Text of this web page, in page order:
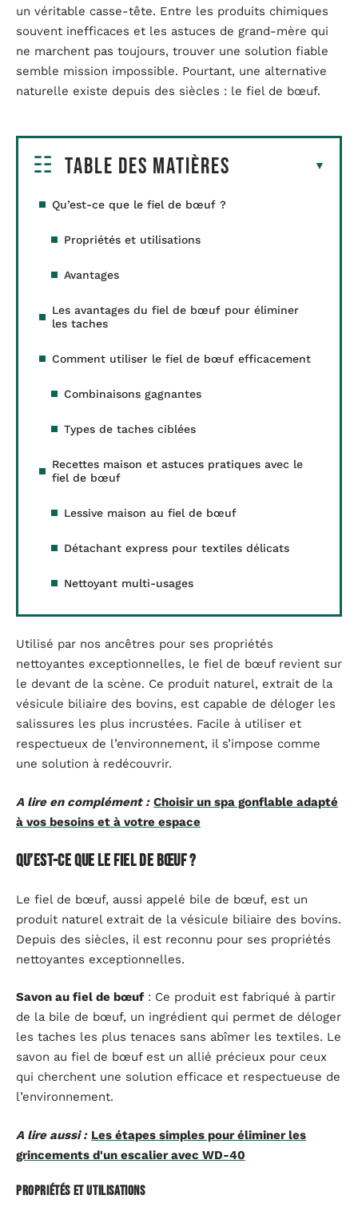
un véritable casse-tête. Entre les produits chimiques
souvent inefficaces et les astuces de grand-mère qui
ne marchent pas toujours, trouver une solution fiable
semble mission impossible. Pourtant, une alternative
naturelle existe depuis des siècles : le fiel de bœuf.
Table des matières
Qu’est-ce que le fiel de bœuf ?
Propriétés et utilisations
Avantages
Les avantages du fiel de bœuf pour éliminer
les taches
Comment utiliser le fiel de bœuf efficacement
Combinaisons gagnantes
Types de taches ciblées
Recettes maison et astuces pratiques avec le
fiel de bœuf
Lessive maison au fiel de bœuf
Détachant express pour textiles délicats
Nettoyant multi-usages
Utilisé par nos ancêtres pour ses propriétés
nettoyantes exceptionnelles, le fiel de bœuf revient sur
le devant de la scène. Ce produit naturel, extrait de la
vésicule biliaire des bovins, est capable de déloger les
salissures les plus incrustées. Facile à utiliser et
respectueux de l’environnement, il s’impose comme
une solution à redécouvrir.
A lire en complément : Choisir un spa gonflable adapté
à vos besoins et à votre espace
Qu’est-ce que le fiel de bœuf ?
Le fiel de bœuf, aussi appelé bile de bœuf, est un
produit naturel extrait de la vésicule biliaire des bovins.
Depuis des siècles, il est reconnu pour ses propriétés
nettoyantes exceptionnelles.
Savon au fiel de bœuf: Ce produit est fabriqué à partir
de la bile de bœuf, un ingrédient qui permet de déloger
les taches les plus tenaces sans abîmer les textiles. Le
savon au fiel de bœuf est un allié précieux pour ceux
qui cherchent une solution efficace et respectueuse de
l’environnement.
A lire aussi : Les étapes simples pour éliminer les
grincements d'un escalier avec WD-40
Propriétés et utilisations